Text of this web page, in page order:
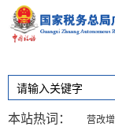
本站热词： 营改增